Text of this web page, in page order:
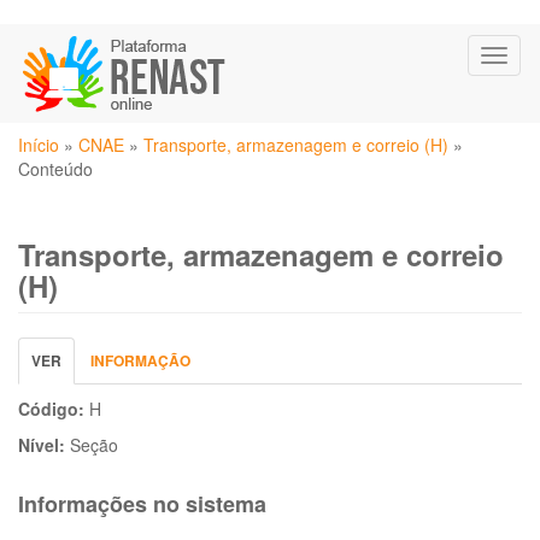
para
conteúdo
principal
Você
está
Início » CNAE » Transporte, armazenagem e correio (H) »
Conteúdo
Transporte, armazenagem e correio
(H)
Abas
primárias
VER (ABA
ATIVA)
INFORMAÇÃO
Código: H
Nível: Seção
Informações no sistema